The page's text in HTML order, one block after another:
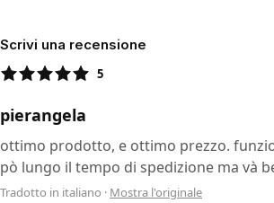
Scrivi una recensione
5
pierangela
ottimo prodotto, e ottimo prezzo.
pò lungo il tempo di spedizione ma và
Tradotto in italiano · Mostra l'originale